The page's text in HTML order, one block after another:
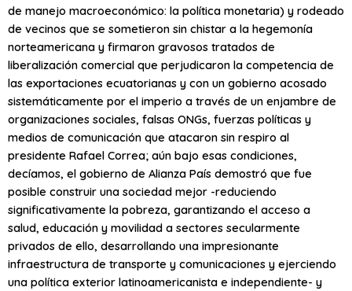
de manejo macroeconómico: la política monetaria) y rodeado
de vecinos que se sometieron sin chistar a la hegemonía
norteamericana y firmaron gravosos tratados de
liberalización comercial que perjudicaron la competencia de
las exportaciones ecuatorianas y con un gobierno acosado
sistemáticamente por el imperio a través de un enjambre de
organizaciones sociales, falsas ONGs, fuerzas políticas y
medios de comunicación que atacaron sin respiro al
presidente Rafael Correa; aún bajo esas condiciones,
decíamos, el gobierno de Alianza País demostró que fue
posible construir una sociedad mejor -reduciendo
significativamente la pobreza, garantizando el acceso a
salud, educación y movilidad a sectores secularmente
privados de ello, desarrollando una impresionante
infraestructura de transporte y comunicaciones y ejerciendo
una política exterior latinoamericanista e independiente- y